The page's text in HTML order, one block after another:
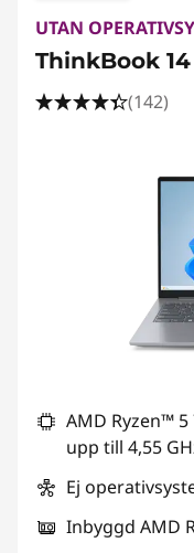
UTAN
ThinkBook 14
(142)
AMD Ryzen™ 5
upp till 4,55
Ej
Inbyggd AMD